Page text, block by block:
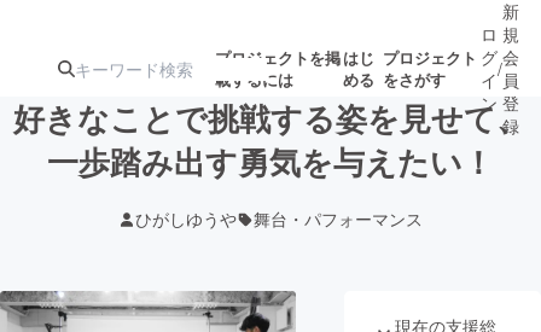
プロジェクトを掲
載するには
はじ
める
プロジェクト
をさがす
ターン
注目の新着プロ
ジェクト
ロジェクト
アート・写真 音楽
ロ
グ
イ
ン
/
新
規
会
員
登
録
好きなことで挑戦する姿を見せて、
一歩踏み出す勇気を与えたい！
ひがしゆうや 舞台・パフォーマンス
現在の支援総